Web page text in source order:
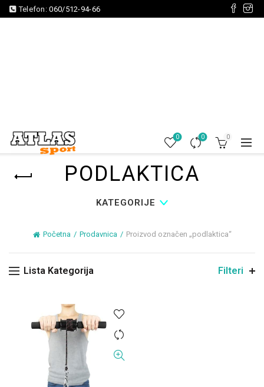
Telefon:060/512-94-66
0 0 0
PODLAKTICA
KATEGORIJE
Početna Prodavnica Proizvod označen „podlaktica“
Lista Kategorija Filteri